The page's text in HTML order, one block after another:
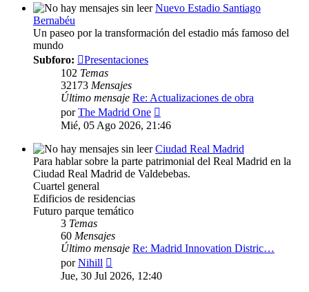
Nuevo Estadio Santiago
Bernabéu
Un paseo por la transformación del estadio más famoso del
mundo
Subforo:
Presentaciones
102 Temas
32173 Mensajes
Último mensaje Re: Actualizaciones de obra
porThe Madrid One
último
Mié, 05 Ago 2026, 21:46
Ciudad Real Madrid
Para hablar sobre la parte patrimonial del Real Madrid en la
Ciudad Real Madrid de Valdebebas.
Cuartel general
Edificios de residencias
Futuro parque temático
3 Temas
60 Mensajes
Último mensaje Re: Madrid Innovation Distric…
porNihill
último
Jue, 30 Jul 2026, 12:40